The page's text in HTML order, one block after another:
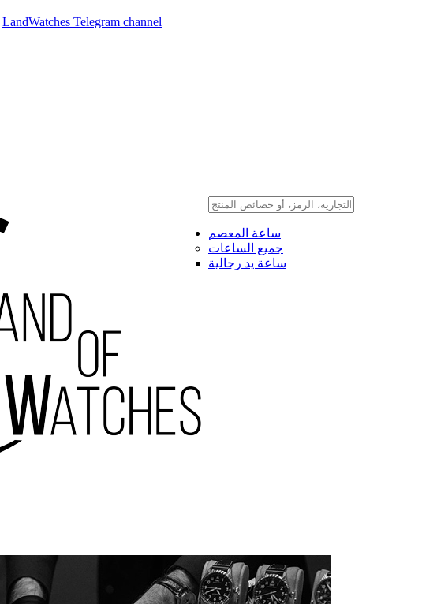
LandWatches Telegram channel
ساعة المعصم
جميع الساعات
ساعة يد رجالية